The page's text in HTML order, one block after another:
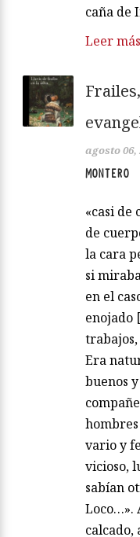
caña de
Leer más
agosto 06,
MONTERO
«casi de
de
la cara
si
en el
enojado
Era
buenos
vario y
vicioso,
sabían
Loco…».